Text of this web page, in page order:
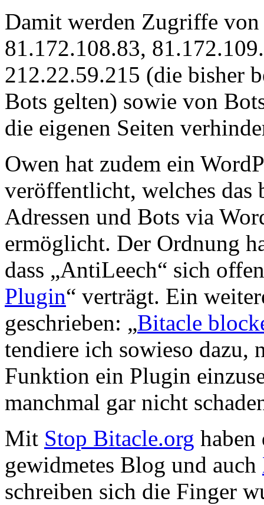
Damit werden Zugriffe
81.172.108.83,
212.22.59.215 (die bisher
Bots gelten) sowie von
die eigenen Seiten
Owen hat zudem ein
veröffentlicht, welches das
Adressen und Bots via
ermöglicht. Der Ordnung
dass „AntiLeech“ sich
Plugin“ verträgt. Ein
geschrieben: „Bitacle
tendiere ich sowieso dazu,
Funktion ein Plugin
manchmal gar nicht
Mit Stop Bitacle.org haben
gewidmetes Blog und auch
schreiben sich die Finger